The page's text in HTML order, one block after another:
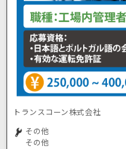
トランスコーン株式会社
その他
その他